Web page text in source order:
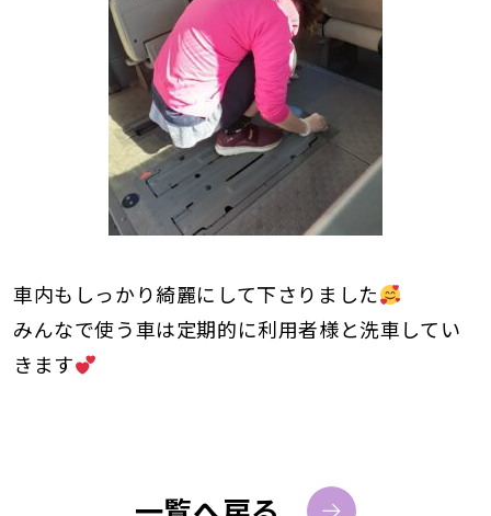
車内もしっかり綺麗にして下さりました
みんなで使う車は定期的に利用者様と洗車してい
きます